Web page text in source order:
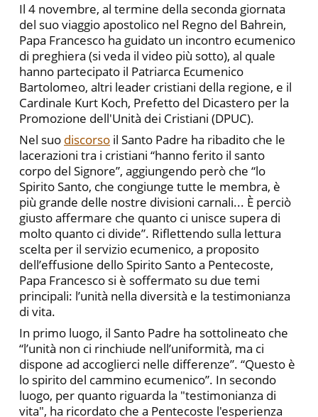
Il 4 novembre, al termine della seconda giornata
del suo viaggio apostolico nel Regno del Bahrein,
Papa Francesco ha guidato un incontro ecumenico
di preghiera (si veda il video più sotto), al quale
hanno partecipato il Patriarca Ecumenico
Bartolomeo, altri leader cristiani della regione, e il
Cardinale Kurt Koch, Prefetto del Dicastero per la
Promozione dell'Unità dei Cristiani (DPUC).
Nel suo discorso il Santo Padre ha ribadito che le
lacerazioni tra i cristiani “hanno ferito il santo
corpo del Signore”, aggiungendo però che “lo
Spirito Santo, che congiunge tutte le membra, è
più grande delle nostre divisioni carnali... È perciò
giusto affermare che quanto ci unisce supera di
molto quanto ci divide”. Riflettendo sulla lettura
scelta per il servizio ecumenico, a proposito
dell’effusione dello Spirito Santo a Pentecoste,
Papa Francesco si è soffermato su due temi
principali: l’unità nella diversità e la testimonianza
di vita.
In primo luogo, il Santo Padre ha sottolineato che
“l’unità non ci rinchiude nell’uniformità, ma ci
dispone ad accoglierci nelle differenze”. “Questo è
lo spirito del cammino ecumenico”. In secondo
luogo, per quanto riguarda la "testimonianza di
vita", ha ricordato che a Pentecoste l'esperienza